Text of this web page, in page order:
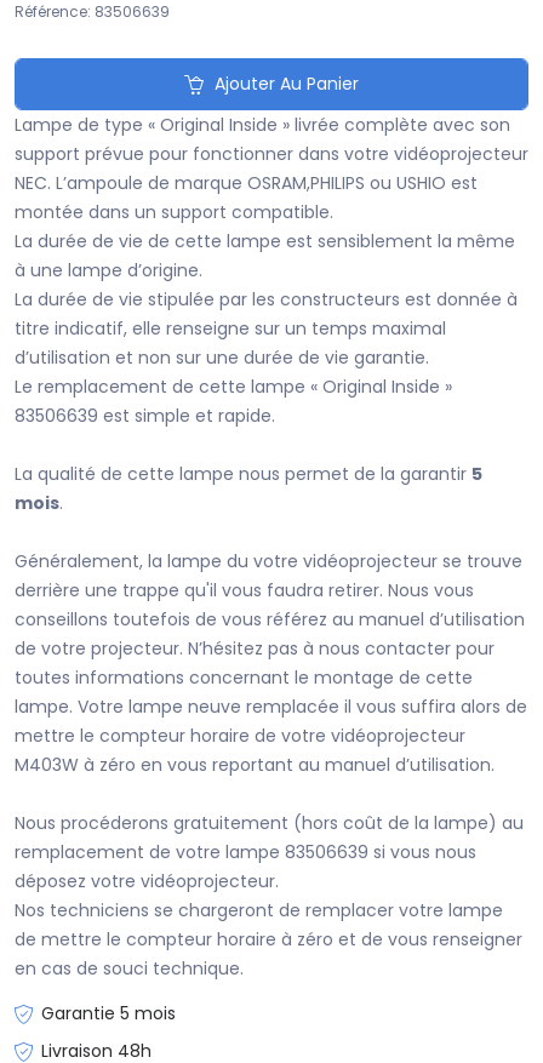
Référence: 83506639
Ajouter Au Panier
Lampe de type « Original Inside » livrée complète avec son
support prévue pour fonctionner dans votre vidéoprojecteur
NEC. L’ampoule de marque OSRAM,PHILIPS ou USHIO est
montée dans un support compatible.
La durée de vie de cette lampe est sensiblement la même
à une lampe d’origine.
La durée de vie stipulée par les constructeurs est donnée à
titre indicatif, elle renseigne sur un temps maximal
d’utilisation et non sur une durée de vie garantie.
Le remplacement de cette lampe « Original Inside »
83506639 est simple et rapide.
La qualité de cette lampe nous permet de la garantir 5
mois.
Généralement, la lampe du votre vidéoprojecteur se trouve
derrière une trappe qu'il vous faudra retirer. Nous vous
conseillons toutefois de vous référez au manuel d’utilisation
de votre projecteur. N’hésitez pas à nous contacter pour
toutes informations concernant le montage de cette
lampe. Votre lampe neuve remplacée il vous suffira alors de
mettre le compteur horaire de votre vidéoprojecteur
M403W à zéro en vous reportant au manuel d’utilisation.
Nous procéderons gratuitement (hors coût de la lampe) au
remplacement de votre lampe 83506639 si vous nous
déposez votre vidéoprojecteur.
Nos techniciens se chargeront de remplacer votre lampe
de mettre le compteur horaire à zéro et de vous renseigner
en cas de souci technique.
Garantie 5 mois
Livraison 48h